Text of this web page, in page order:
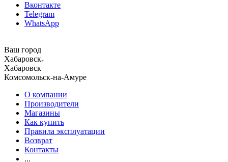
Вконтакте
Telegram
WhatsApp
Ваш город
Хабаровск
Хабаровск
Комсомольск-на-Амуре
О компании
Производители
Магазины
Как купить
Правила эксплуатации
Возврат
Контакты
...